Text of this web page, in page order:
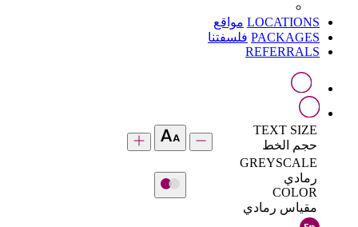
LOCATIONS مواقع
PACKAGES فلسفتنا
REFERRALS
TEXT SIZE
حجم الخط
GREYSCALE
رمادي
COLOR
مقياس رمادي